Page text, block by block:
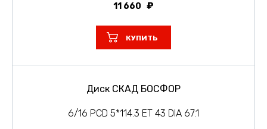
11 660
КУПИТЬ
Диск СКАД БОСФОР
6/16 PCD 5*114.3 ET 43 DIA 67.1